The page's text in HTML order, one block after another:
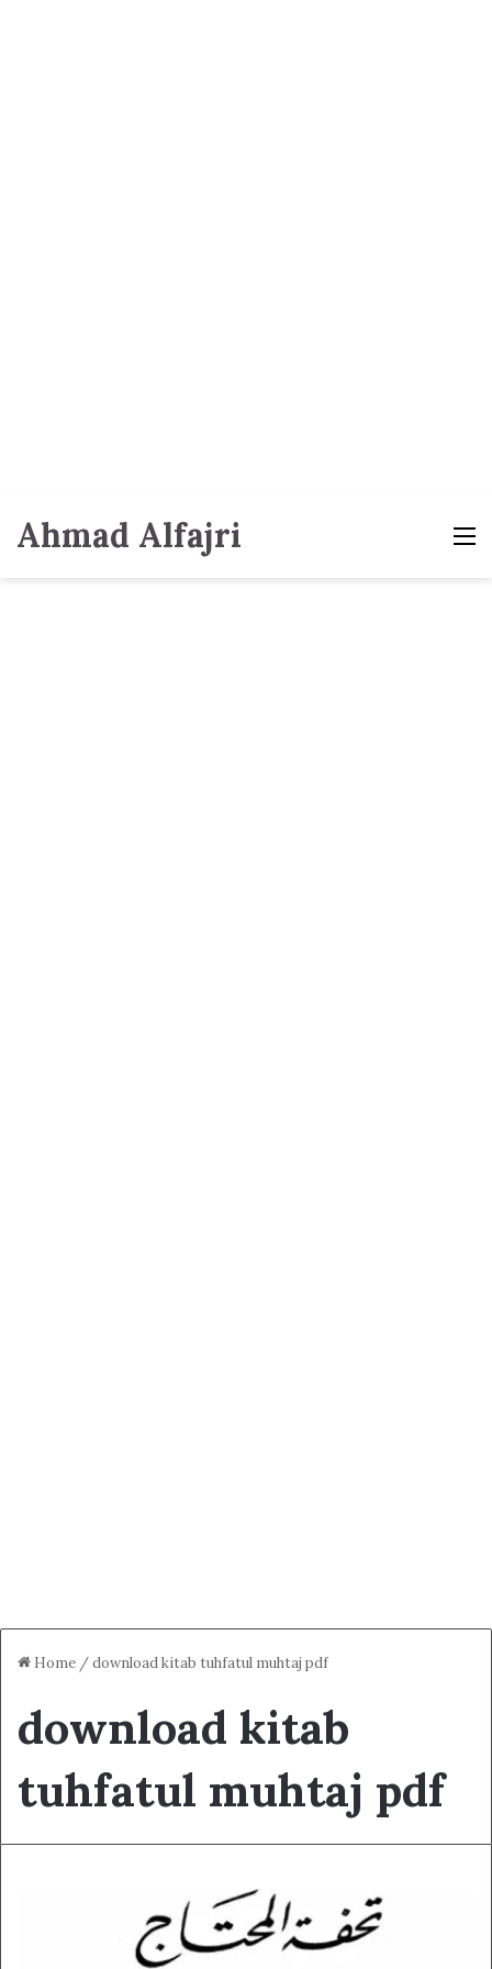
Ahmad Alfajri
Home /download kitab tuhfatul muhtaj pdf
download kitab
tuhfatul muhtaj pdf